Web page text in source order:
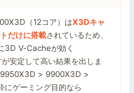
（12コア）はX3Dキャ
だけに搭載されているため、
3D V-Cacheが効く
安定して高い結果を出しま
9950X3D > 9900X3D >
ゲーミング目的なら